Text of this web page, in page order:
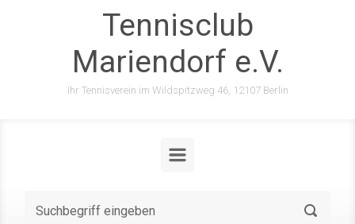
Tennisclub
Mariendorf e.V.
Ihr Tennisverein im Wildspitzweg 46, 12107 Berlin